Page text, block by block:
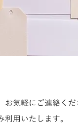
お気軽にご連絡くだ
用いたします。